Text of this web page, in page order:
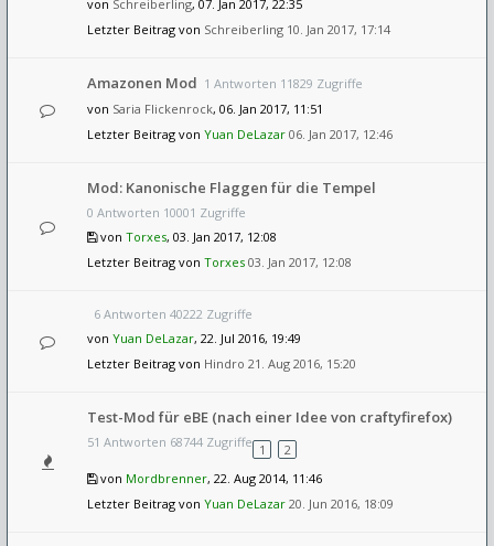
von Schreiberling, 07. Jan 2017, 22:35
Letzter Beitrag von Schreiberling 10. Jan 2017, 17:14
Amazonen Mod 1 Antworten 11829 Zugriffe
von Saria Flickenrock, 06. Jan 2017, 11:51
Letzter Beitrag von Yuan DeLazar 06. Jan 2017, 12:46
Mod: Kanonische Flaggen für die Tempel
0 Antworten 10001 Zugriffe
von Torxes, 03. Jan 2017, 12:08
Letzter Beitrag von Torxes 03. Jan 2017, 12:08
6 Antworten 40222 Zugriffe
von Yuan DeLazar, 22. Jul 2016, 19:49
Letzter Beitrag von Hindro 21. Aug 2016, 15:20
Test-Mod für eBE (nach einer Idee von craftyfirefox)
51 Antworten 68744 Zugriffe 1
2
von Mordbrenner, 22. Aug 2014, 11:46
Letzter Beitrag von Yuan DeLazar 20. Jun 2016, 18:09